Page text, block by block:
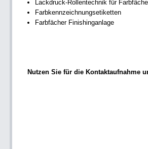
Lackdruck-Rollentechnik für
Farbkennzeichnungsetiketten
Farbfächer Finishinganlage
Nutzen Sie für die Kontaktaufnahme